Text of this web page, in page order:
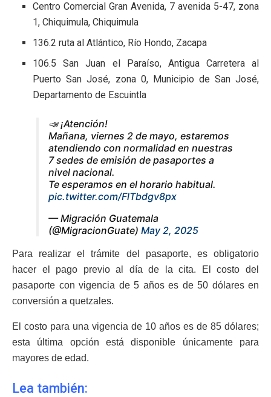
Centro Comercial Gran Avenida, 7 avenida 5-47, zona
1, Chiquimula, Chiquimula
136.2 ruta al Atlántico, Río Hondo, Zacapa
106.5 San Juan el Paraíso, Antigua Carretera al
Puerto San José, zona 0, Municipio de San José,
Departamento de Escuintla
📣 ¡Atención!
Mañana, viernes 2 de mayo, estaremos
atendiendo con normalidad en nuestras
7 sedes de emisión de pasaportes a
nivel nacional.
Te esperamos en el horario habitual.
pic.twitter.com/FlTbdgv8px
— Migración Guatemala
(@MigracionGuate) May 2, 2025
Para realizar el trámite del pasaporte, es obligatorio
hacer el pago previo al día de la cita. El costo del
pasaporte con vigencia de 5 años es de 50 dólares en
conversión a quetzales.
El costo para una vigencia de 10 años es de 85 dólares;
esta última opción está disponible únicamente para
mayores de edad.
Lea también: